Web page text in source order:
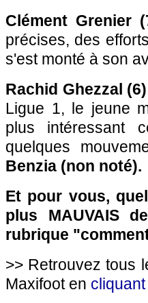
Clément Grenier
précises, des
s'est monté à son
Rachid Ghezzal
Ligue 1, le jeune
plus intéressant
quelques
Benzia (non noté).
Et pour vous,
plus MAUVAIS
rubrique
>> Retrouvez tous
Maxifoot en